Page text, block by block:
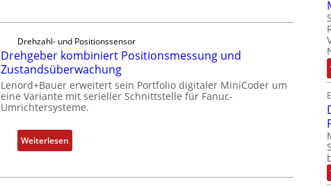
p
e
z
i
a
m
e
b
r
-
C
l
s
s
i
l
f
u
n
k
m
o
d
Drehzahl- und Positionssensor
Drehgeber kombiniert Positionsmessung und
Zustandsüberwachung
Lenord+Bauer erweitert sein Portfolio digitaler MiniCoder um
eine Variante mit serieller Schnittstelle für Fanuc-
Umrichtersysteme.
Weiterlesen:
D